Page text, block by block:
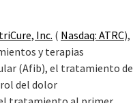
Inc. ( Nasdaq: ATRC),
y terapias
(Afib), el tratamiento de
del dolor